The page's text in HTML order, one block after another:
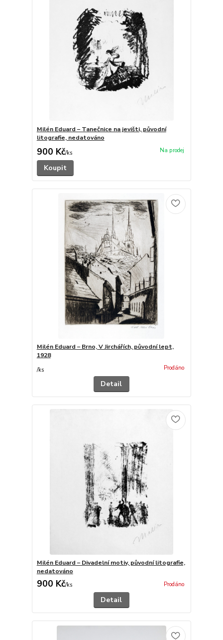
Milén Eduard – Tanečnice na jevišti, původní
litografie, nedatováno
900 Kč/ks
Koupit
Milén Eduard – Brno, V Jirchářích, původní lept,
1928
/ks Prodáno
Detail
Milén Eduard – Divadelní motiv, původní litografie,
nedatováno
900 Kč/ks Prodáno
Detail